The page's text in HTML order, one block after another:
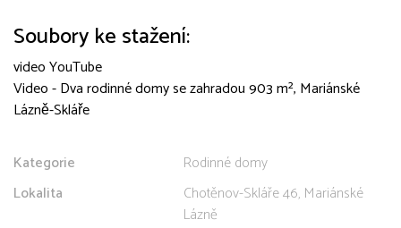
Soubory ke stažení:
video YouTube
Video - Dva rodinné domy se zahradou 903 m², Mariánské
Lázně-Skláře
Kategorie
Rodinné domy
Lokalita
Chotěnov-Skláře 46, Mariánské
Lázně